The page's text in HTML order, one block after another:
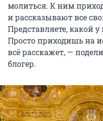
молиться. К ним
и рассказывают все
Представляете, какой
Просто приходишь на
всё расскажет, —
блогер.